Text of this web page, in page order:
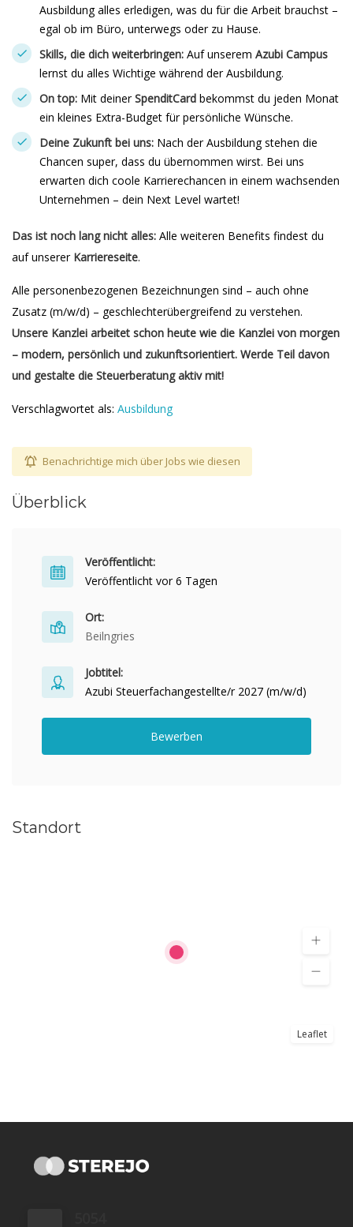
Ausbildung alles erledigen, was du für die Arbeit brauchst –
egal ob im Büro, unterwegs oder zu Hause.
Skills, die dich weiterbringen: Auf unserem Azubi Campus
lernst du alles Wichtige während der Ausbildung.
On top: Mit deinerSpenditCard bekommst du jeden Monat
ein kleines Extra-Budget für persönliche Wünsche.
Deine Zukunft bei uns: Nach der Ausbildung stehen die
Chancen super, dass du übernommen wirst. Bei uns
erwarten dich coole Karrierechancen in einem wachsenden
Unternehmen – dein Next Level wartet!
Das ist noch lang nicht alles: Alle weiteren Benefits findest du
auf unserer Karriereseite.
Alle personenbezogenen Bezeichnungen sind – auch ohne
Zusatz (m/w/d) – geschlechterübergreifend zu verstehen.
Unsere Kanzlei arbeitet schon heute wie die Kanzlei von morgen
– modern, persönlich und zukunftsorientiert. Werde Teil davon
und gestalte die Steuerberatung aktiv mit!
Verschlagwortet als: Ausbildung
Benachrichtige mich über Jobs wie diesen
Überblick
Veröffentlicht:
Veröffentlicht vor 6 Tagen
Ort:
Beilngries
Jobtitel:
Azubi Steuerfachangestellte/r 2027 (m/w/d)
Bewerben
Standort
Leaflet